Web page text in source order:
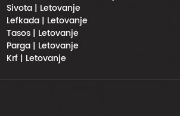
Sivota | Letovanje
Lefkada | Letovanje
Tasos | Letovanje
Parga | Letovanje
Krf | Letovanje